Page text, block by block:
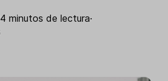
minutos de lectura·